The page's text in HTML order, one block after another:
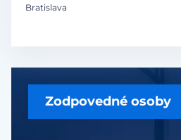
Zodpovedné osoby
Bratislava